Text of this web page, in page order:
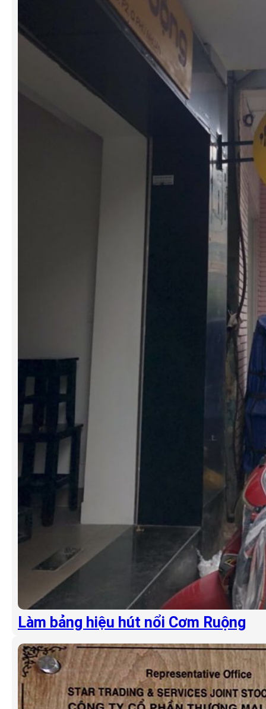
Làm bảng hiệu hút nổi Cơm Ruộng